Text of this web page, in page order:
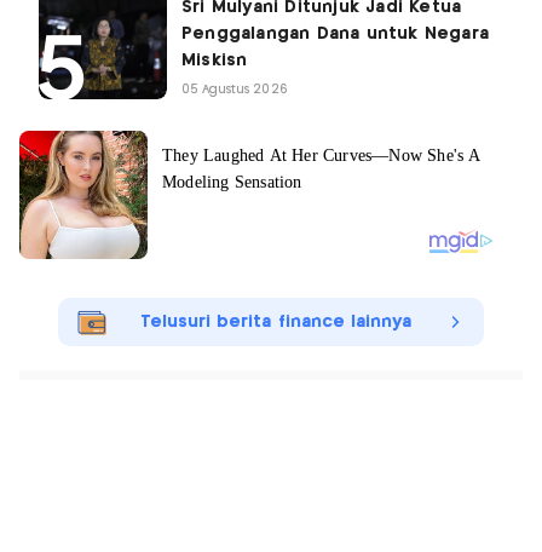
Sri Mulyani Ditunjuk Jadi Ketua
Penggalangan Dana untuk Negara
Miskisn
05 Agustus 2026
Telusuri berita finance lainnya